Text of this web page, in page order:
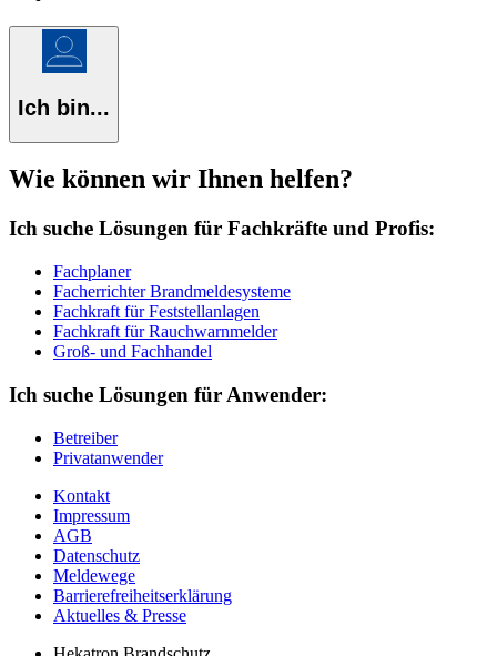
Ich bin...
Wie können wir Ihnen helfen?
Ich suche Lösungen für Fachkräfte und Profis:
Fachplaner
Facherrichter Brandmeldesysteme
Fachkraft für Feststellanlagen
Fachkraft für Rauchwarnmelder
Groß- und Fachhandel
Ich suche Lösungen für Anwender:
Betreiber
Privatanwender
Kontakt
Impressum
AGB
Datenschutz
Meldewege
Barrierefreiheitserklärung
Aktuelles & Presse